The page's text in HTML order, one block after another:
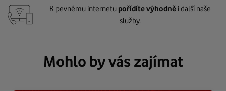
K pevnému internetu pořídíte výhodně i další naše
služby.
Mohlo by vás zajímat